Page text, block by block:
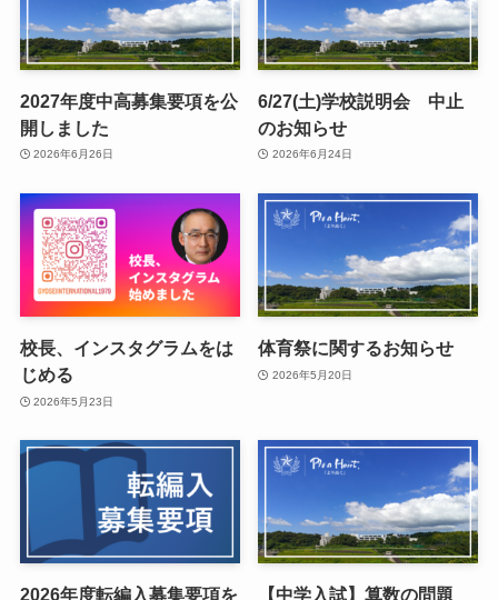
2027年度中高募集要項を公
開しました
2026年6月26日
6/27(土)学校説明会 中止
のお知らせ
2026年6月24日
校長、インスタグラムをは
じめる
2026年5月23日
体育祭に関するお知らせ
2026年5月20日
2026年度転編入募集要項を 【中学入試】算数の問題